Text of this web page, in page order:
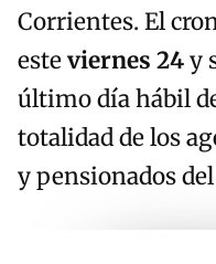
Corrientes. El
esteviernes 24y
último día hábil
totalidad de los
y pensionados